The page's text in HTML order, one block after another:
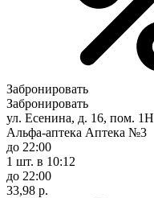
Забронировать
Забронировать
ул. Есенина, д. 16, пом. 1Н
Альфа-аптека Аптека №3
до 22:00
1 шт. в 10:12
до 22:00
33,98 р.